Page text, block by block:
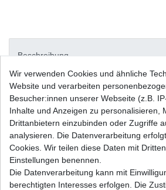
Beschreibung
Weitere Details
Neues
Wir verwenden Cookies und ähnliche
Website und verarbeiten
Besucher:innen unserer Webseite (z.B.
Inhalte und Anzeigen zu personalisieren,
Drittanbietern einzubinden oder Zugriffe
analysieren. Die Datenverarbeitung
Cookies. Wir teilen diese Daten mit
Einstellungen benennen.
Die Datenverarbeitung kann mit
berechtigten Interesses erfolgen. Die